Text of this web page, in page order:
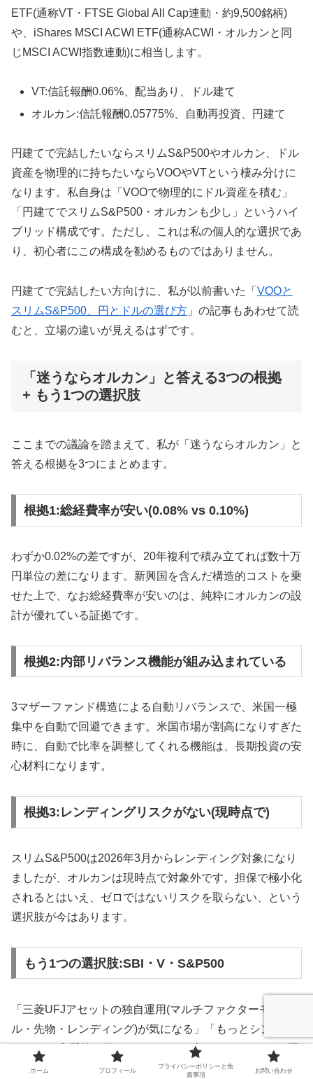
ETF(通称VT・FTSE Global All Cap連動・約9,500銘柄)
や、iShares MSCI ACWI ETF(通称ACWI・オルカンと同
じMSCI ACWI指数連動)に相当します。
VT:信託報酬0.06%、配当あり、ドル建て
オルカン:信託報酬0.05775%、自動再投資、円建て
円建てで完結したいならスリムS&P500やオルカン、ドル
資産を物理的に持ちたいならVOOやVTという棲み分けに
なります。私自身は「VOOで物理的にドル資産を積む」
「円建てでスリムS&P500・オルカンも少し」というハイ
ブリッド構成です。ただし、これは私の個人的な選択であ
り、初心者にこの構成を勧めるものではありません。
円建てで完結したい方向けに、私が以前書いた「 VOOと
スリムS&P500、円とドルの選び方 」の記事もあわせて読
むと、立場の違いが見えるはずです。
「迷うならオルカン」と答える3つの根拠
+ もう1つの選択肢
ここまでの議論を踏まえて、私が「迷うならオルカン」と
答える根拠を3つにまとめます。
根拠1:総経費率が安い(0.08% vs 0.10%)
わずか0.02%の差ですが、20年複利で積み立てれば数十万
円単位の差になります。新興国を含んだ構造的コストを乗
せた上で、なお総経費率が安いのは、純粋にオルカンの設
計が優れている証拠です。
根拠2:内部リバランス機能が組み込まれている
3マザーファンド構造による自動リバランスで、米国一極
集中を自動で回避できます。米国市場が割高になりすぎた
時に、自動で比率を調整してくれる機能は、長期投資の安
心材料になります。
根拠3:レンディングリスクがない(現時点で)
スリムS&P500は2026年3月からレンディング対象になり
ましたが、オルカンは現時点で対象外です。担保で極小化
されるとはいえ、ゼロではないリスクを取らない、という
選択肢が今はあります。
もう1つの選択肢:SBI・V・S&P500
「三菱UFJアセットの独自運用(マルチファクターモデ
ル・先物・レンディング)が気になる」「もっとシンプル
にVOOを実質的に持ちたい」という方には、もう1つの選
択肢があります。
ホーム プロフィール
プライバシーポリシーと免
責事項
お問い合わせ